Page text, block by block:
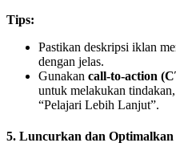
Tips:
Pastikan deskripsi iklan
dengan jelas.
Gunakan call-to-action
untuk melakukan
“Pelajari Lebih Lanjut”.
5. Luncurkan dan Optimalkan